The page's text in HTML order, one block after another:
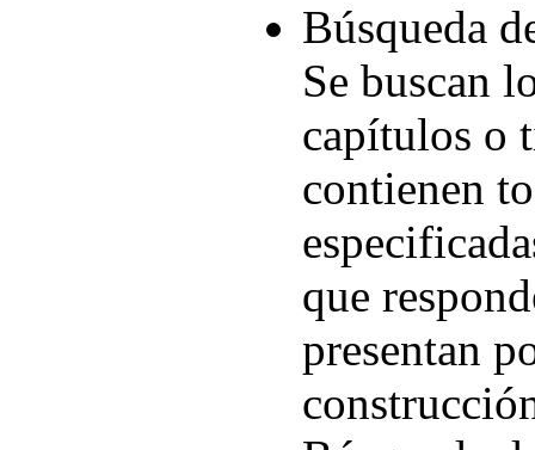
Búsqueda
Se buscan
capítulos o
contienen
que
presentan